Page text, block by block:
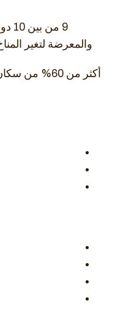
9
والمعرضة لتغير
أكثر من 60%